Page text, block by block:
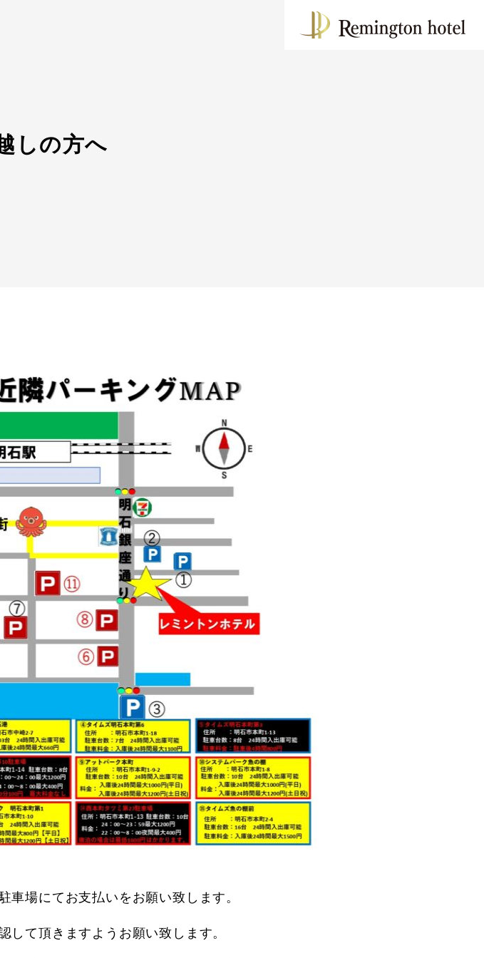
しの方へ
車場にてお支払いをお願い致します。
して頂きますようお願い致します。